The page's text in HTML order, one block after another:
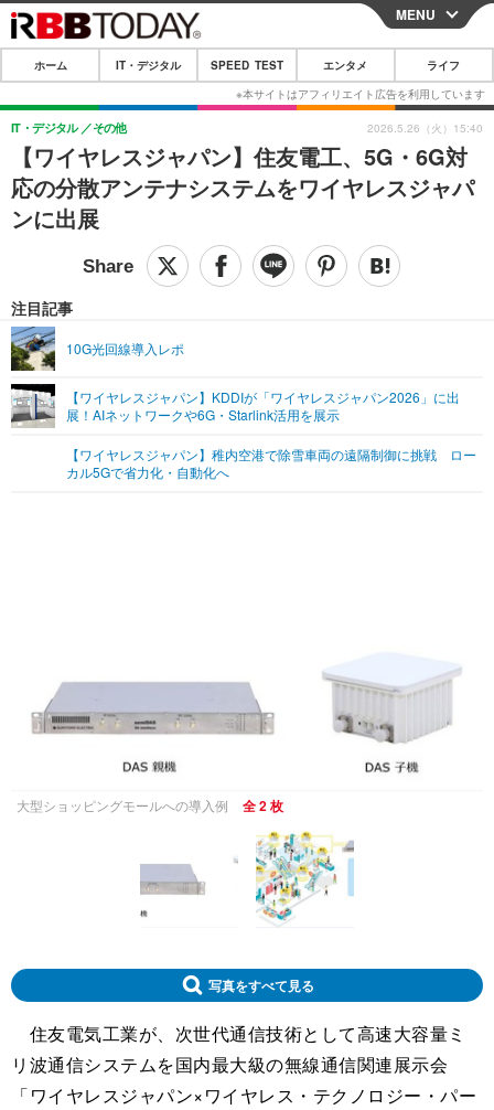
CLOSE
ホーム
IT・デジタル
IT・デジタルTOP スマートフォン
ショッピング その他
SPEED TEST
エンタメ
エンタメTOP 映画・ドラマ
音楽
グラビア ブログ
ペット
その他
リリース一覧
プッシュ通知の停止方法
MENU
ホーム IT・デジタル SPEED TEST エンタメ ライフ
【ワイヤレスジャパン】住友電工、5G・6G対
応の分散アンテナシステムをワイヤレスジャパ
ンに出展
IT・デジタル その他
注目記事
10G光回線導入レポ
【ワイヤレスジャパン】KDDIが「ワイヤレスジャパン2026」に出
展！AIネットワークや6G・Starlink活用を展示
【ワイヤレスジャパン】稚内空港で除雪車両の遠隔制御に挑戦 ロー
カル5Gで省力化・自動化へ
2026.5.26（火）15:40
大型ショッピングモールへの導入例 全 2 枚
写真をすべて見る
住友電気工業が、次世代通信技術として高速大容量ミ
リ波通信システムを国内最大級の無線通信関連展示会
「ワイヤレスジャパン×ワイヤレス・テクノロジー・パー